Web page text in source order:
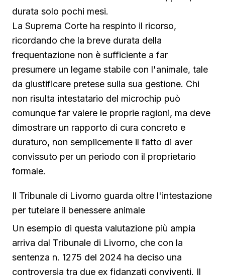
durata solo pochi mesi.
La Suprema Corte ha respinto il ricorso,
ricordando che la breve durata della
frequentazione non è sufficiente a far
presumere un legame stabile con l'animale, tale
da giustificare pretese sulla sua gestione. Chi
non risulta intestatario del microchip può
comunque far valere le proprie ragioni, ma deve
dimostrare un rapporto di cura concreto e
duraturo, non semplicemente il fatto di aver
convissuto per un periodo con il proprietario
formale.
Il Tribunale di Livorno guarda oltre l'intestazione
per tutelare il benessere animale
Un esempio di questa valutazione più ampia
arriva dal Tribunale di Livorno, che con la
sentenza n. 1275 del 2024 ha deciso una
controversia tra due ex fidanzati conviventi. Il